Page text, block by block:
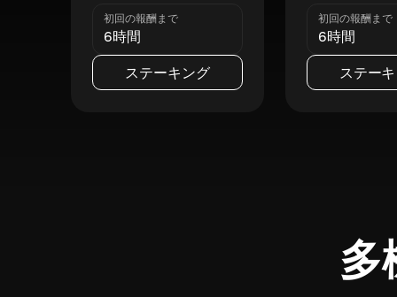
初回の報酬まで
6時間
ステーキング
初回の報酬まで
6時間
ステー
多